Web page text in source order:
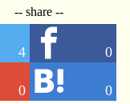
-- share --
4 0
0 0